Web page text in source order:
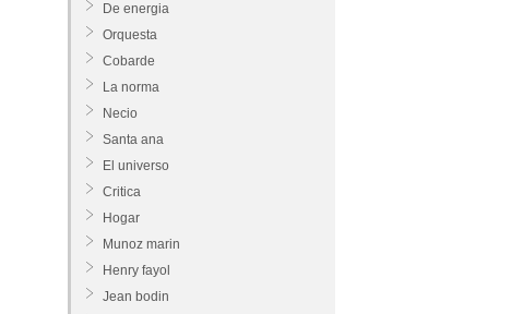
De energia
Orquesta
Cobarde
La norma
Necio
Santa ana
El universo
Critica
Hogar
Munoz marin
Henry fayol
Jean bodin